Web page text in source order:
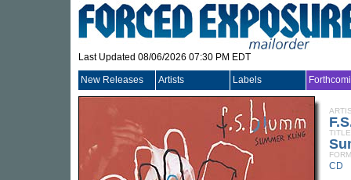
Last Updated 08/06/2026 07:30 PM EDT
New Releases Artists Labels
TITLE
CD